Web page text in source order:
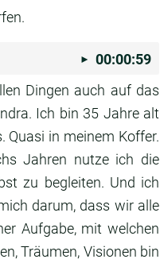
00:00:59
Dingen auch auf das
Ich bin 35 Jahre alt
Quasi in meinem Koffer.
Jahren nutze ich die
zu begleiten. Und ich
darum, dass wir alle
Aufgabe, mit welchen
Träumen, Visionen bin